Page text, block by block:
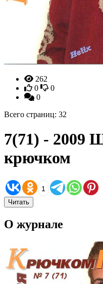
262
0
0
0
Всего страниц: 32
7(71) - 2009
крючком
1
Читать
О журнале